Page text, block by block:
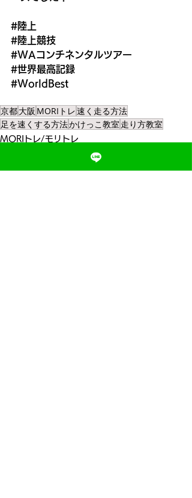
#陸上
#陸上競技
#WAコンチネンタルツアー
#世界最高記録
#WorldBest
京都大阪 MORIトレ速く走る方法
足を速くする方法かけっこ教室 走り方教室
MORIトレ/モリトレ